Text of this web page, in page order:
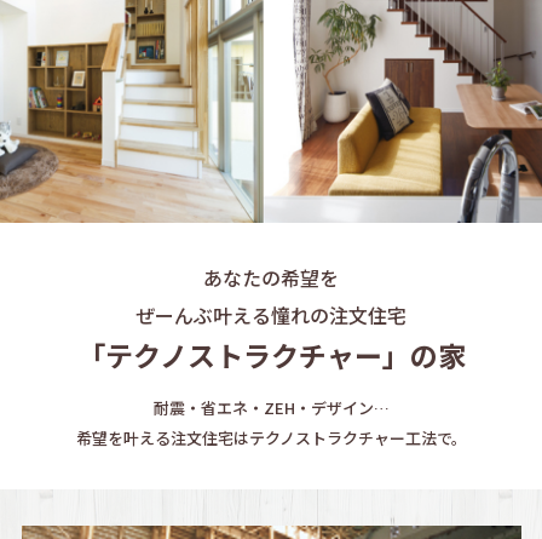
あなたの希望を
ぜーんぶ叶える憧れの注文住宅
「テクノストラクチャー」の家
耐震・省エネ・ZEH・デザイン…
希望を叶える注文住宅はテクノストラクチャー工法で。